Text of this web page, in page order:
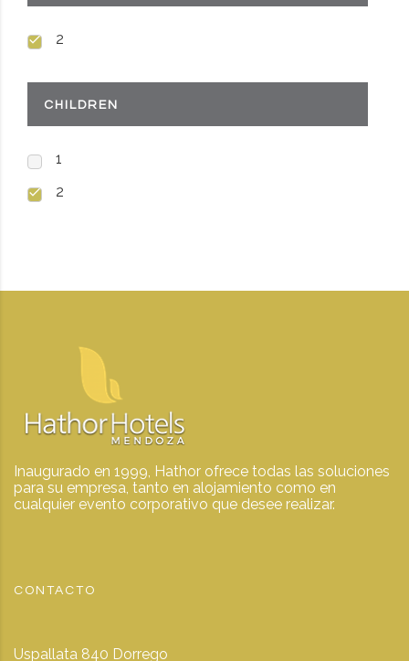
2
CHILDREN
1
2
Inaugurado en 1999, Hathor ofrece todas las soluciones
para su empresa, tanto en alojamiento como en
cualquier evento corporativo que desee realizar.
CONTACTO
Uspallata 840 Dorrego